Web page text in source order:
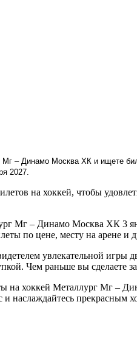
Мг – Динамо Москва ХК и ищете
2027.
на хоккей, чтобы
Мг – Динамо Москва ХК 3
по цене, месту на арене
увлекательной
Чем раньше вы сделаете
на хоккей Металлург Мг –
и наслаждайтесь